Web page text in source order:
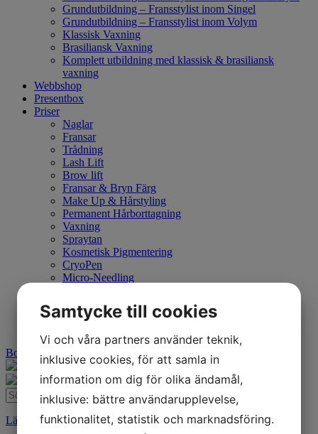
Grundutbildning – Fransstylist inom Singel
Grundutbildning – Fransstylist inom Volym
Klassisk Vaxning
Brasiliansk Vaxning
Komplett utbildning med klassisk & brasiliansk
vaxning
Webbshop
Presentbox
Priser
Naglar
Fransar
Trådning
Lash Lift
Brow lift
Fransar & Bryn Färg
Make Up & Hårstyling
Permanent Hårborttagning
Vaxning
Spraytan
Kosmetisk Pigmentering
CryoPen
Micro-Needling
Medicinsk Öronhåltagning
Medicinsk Näshåltagning
Boka tid
Länk
Samtycke till cookies
Vi och våra partners använder teknik,
inklusive cookies, för att samla in
information om dig för olika ändamål,
inklusive: bättre användarupplevelse,
funktionalitet, statistik och marknadsföring.